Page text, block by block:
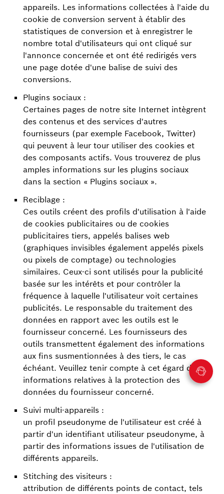
appareils. Les informations collectées à l'aide du
cookie de conversion servent à établir des
statistiques de conversion et à enregistrer le
nombre total d'utilisateurs qui ont cliqué sur
l'annonce concernée et ont été redirigés vers
une page dotée d'une balise de suivi des
conversions.
Plugins sociaux :
Certaines pages de notre site Internet intègrent
des contenus et des services d'autres
fournisseurs (par exemple Facebook, Twitter)
qui peuvent à leur tour utiliser des cookies et
des composants actifs. Vous trouverez de plus
amples informations sur les plugins sociaux
dans la section « Plugins sociaux ».
Reciblage :
Ces outils créent des profils d'utilisation à l'aide
de cookies publicitaires ou de cookies
publicitaires tiers, appelés balises web
(graphiques invisibles également appelés pixels
ou pixels de comptage) ou technologies
similaires. Ceux-ci sont utilisés pour la publicité
basée sur les intérêts et pour contrôler la
fréquence à laquelle l'utilisateur voit certaines
publicités. Le responsable du traitement des
données en rapport avec les outils est le
fournisseur concerné. Les fournisseurs des
outils transmettent également des informations
aux fins susmentionnées à des tiers, le cas
échéant. Veuillez tenir compte à cet égard des
informations relatives à la protection des
données du fournisseur concerné.
Suivi multi-appareils :
un profil pseudonyme de l'utilisateur est créé à
partir d'un identifiant utilisateur pseudonyme, à
partir des informations issues de l'utilisation de
différents appareils.
Stitching des visiteurs :
attribution de différents points de contact, tels